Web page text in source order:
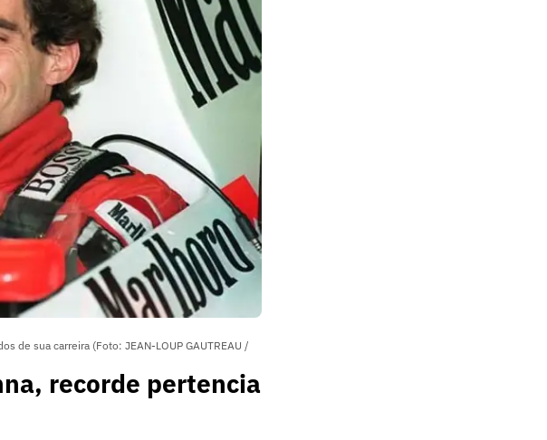
de sua carreira (Foto: JEAN-LOUP GAUTREAU /
recorde pertencia